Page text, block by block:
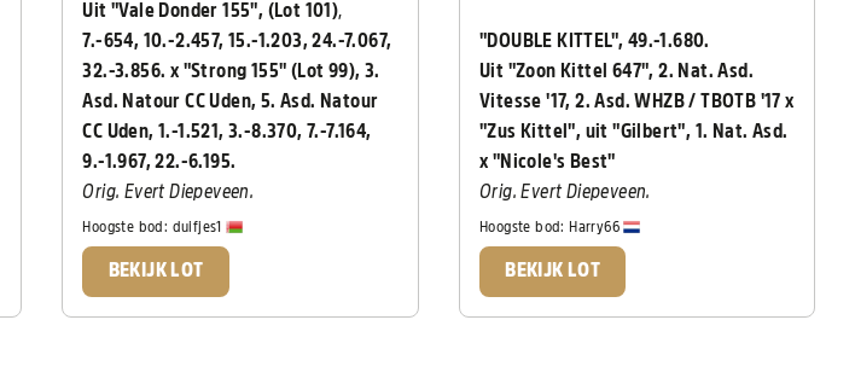
Uit "Vale Donder 155", (Lot 101),
7.-654, 10.-2.457, 15.-1.203, 24.-7.067,
32.-3.856. x "Strong 155" (Lot 99), 3.
Asd. Natour CC Uden, 5. Asd. Natour
CC Uden, 1.-1.521, 3.-8.370, 7.-7.164,
9.-1.967, 22.-6.195.
Orig. Evert Diepeveen.
Hoogste bod: duifjes1
BEKIJK LOT
"DOUBLE KITTEL", 49.-1.680.
Uit "Zoon Kittel 647", 2. Nat. Asd.
Vitesse '17, 2. Asd. WHZB / TBOTB '17 x
"Zus Kittel", uit "Gilbert", 1. Nat. Asd.
x "Nicole's Best"
Orig. Evert Diepeveen.
Hoogste bod:Harry66
BEKIJK LOT